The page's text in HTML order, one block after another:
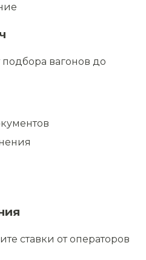
вагонов до
ставки от операторов